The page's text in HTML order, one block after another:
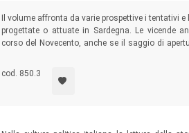
Il volume affronta da varie prospettive i tentativi
progettate o attuate in Sardegna. Le vicende
corso del Novecento, anche se il saggio di
dai governi piemontesi nel corso del Settecento
metà del secolo XIX.
cod. 850.3